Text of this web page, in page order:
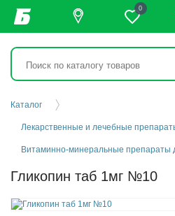
0
Каталог
Лекарственные и лечебные
Витаминно-минеральные препараты
Гликопин таб 1мг №10